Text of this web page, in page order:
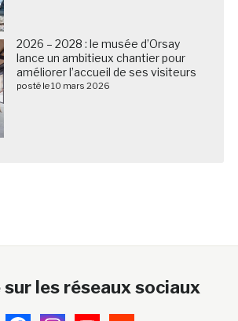
2026 – 2028 : le musée d’Orsay
lance un ambitieux chantier pour
améliorer l’accueil de ses visiteurs
posté le 10 mars 2026
les réseaux sociaux